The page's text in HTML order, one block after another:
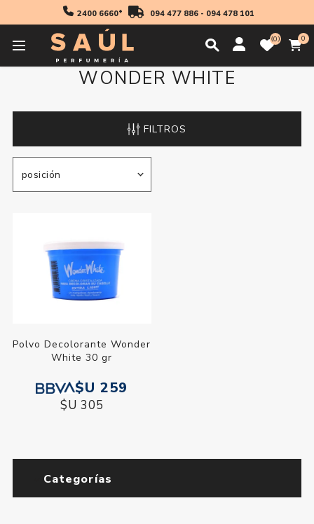
2400 6660* 094 477 886- 094 478 101
0 0
WONDER WHITE
FILTROS
Polvo Decolorante Wonder
White 30 gr
$U 259
$U 305
Categorías